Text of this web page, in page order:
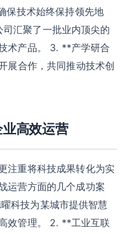
保技术始终保持领先地
汇聚了一批业内顶尖的
术产品。 3. **产学研合
展合作，共同推动技术创
高效运营
注重将科技成果转化为实
运营方面的几个成功案
科技为某城市提供智慧
效管理。 2. **工业互联